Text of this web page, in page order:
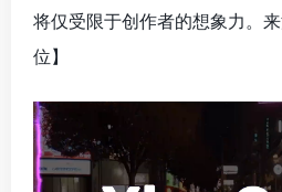
将仅受限于创作者的想象力。
位】